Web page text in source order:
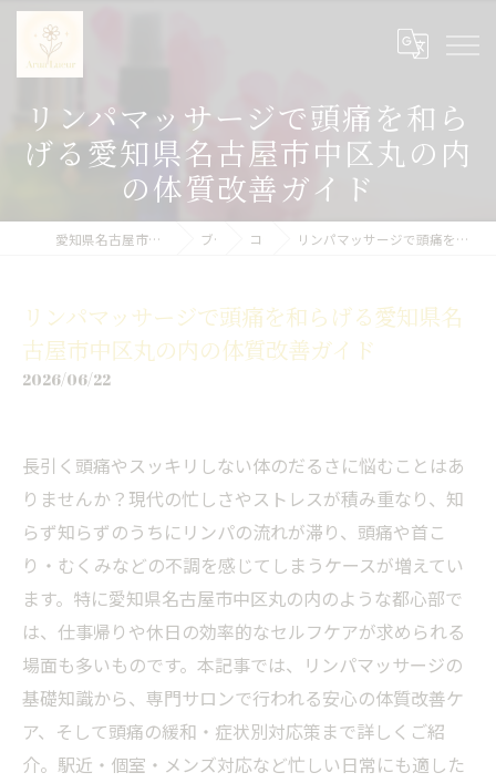
リンパマッサージで頭痛を和ら
げる愛知県名古屋市中区丸の内
の体質改善ガイド
愛知県名古屋市中区のエステサロンならArua Lueur ブログ コラム リンパマッサージで頭痛を和らげる愛知県名古屋市中区丸の内の体質改善ガイド
リンパマッサージで頭痛を和らげる愛知県名
古屋市中区丸の内の体質改善ガイド
2026/06/22
長引く頭痛やスッキリしない体のだるさに悩むことはあ
りませんか？現代の忙しさやストレスが積み重なり、知
らず知らずのうちにリンパの流れが滞り、頭痛や首こ
り・むくみなどの不調を感じてしまうケースが増えてい
ます。特に愛知県名古屋市中区丸の内のような都心部で
は、仕事帰りや休日の効率的なセルフケアが求められる
場面も多いものです。本記事では、リンパマッサージの
基礎知識から、専門サロンで行われる安心の体質改善ケ
ア、そして頭痛の緩和・症状別対応策まで詳しくご紹
介。駅近・個室・メンズ対応など忙しい日常にも適した